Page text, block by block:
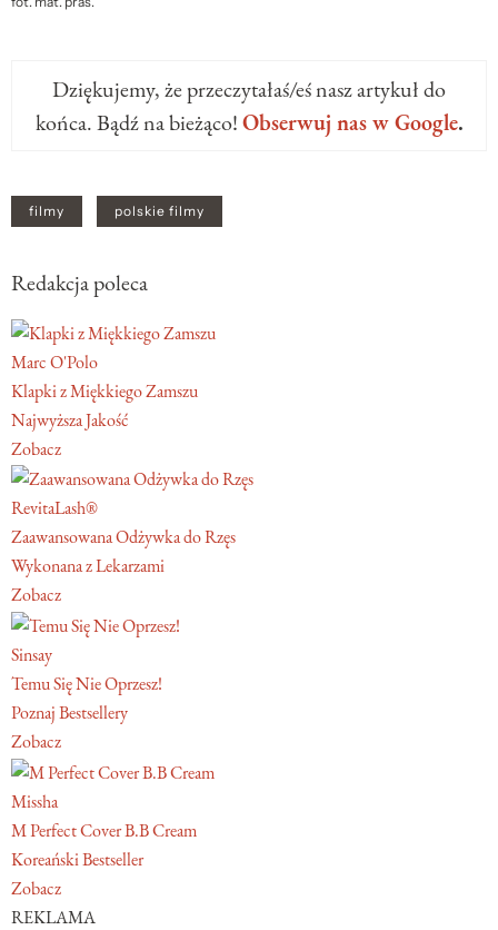
Dziękujemy, że przeczytałaś/eś nasz artykuł do
końca. Bądź na bieżąco!Obserwuj nas w Google.
filmy polskie filmy
Redakcja poleca
Marc O'Polo
Klapki z Miękkiego Zamszu
Najwyższa Jakość
Zobacz
RevitaLash®
Zaawansowana Odżywka do Rzęs
Wykonana z Lekarzami
Zobacz
Sinsay
Temu Się Nie Oprzesz!
Poznaj Bestsellery
Zobacz
Missha
M Perfect Cover B.B Cream
Koreański Bestseller
Zobacz
REKLAMA